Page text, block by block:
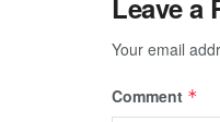
Your email
Comment *